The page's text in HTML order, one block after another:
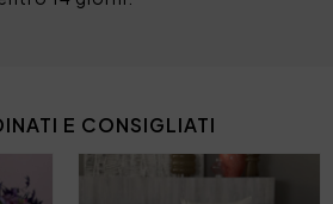
E CONSIGLIATI